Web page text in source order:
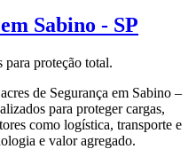
Sabino - SP
proteção total.
de Segurança em Sabino –
para proteger cargas,
como logística, transporte e
e valor agregado.